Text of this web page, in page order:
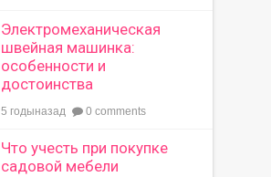
Электромеханическая
швейная машинка:
особенности и
достоинства
5 годыназад 0 comments
Что учесть при покупке
садовой мебели